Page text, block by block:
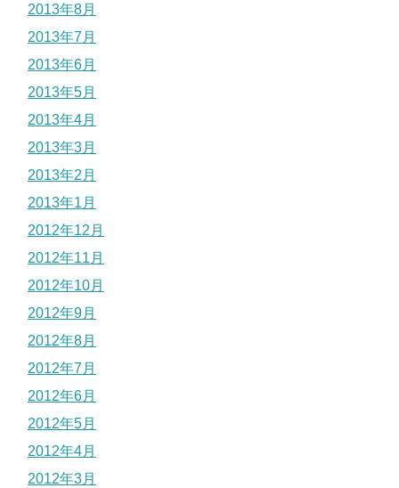
2013年8月
2013年7月
2013年6月
2013年5月
2013年4月
2013年3月
2013年2月
2013年1月
2012年12月
2012年11月
2012年10月
2012年9月
2012年8月
2012年7月
2012年6月
2012年5月
2012年4月
2012年3月